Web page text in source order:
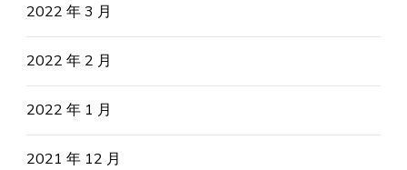
2022 年 3 月
2022 年 2 月
2022 年 1 月
2021 年 12 月